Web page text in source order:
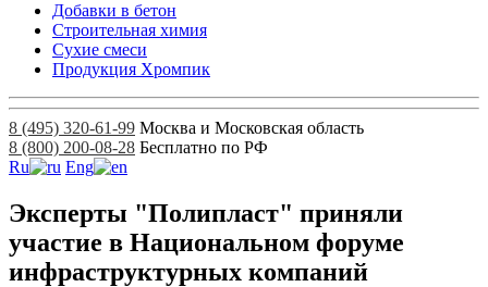
Добавки в бетон
Строительная химия
Сухие смеси
Продукция Хромпик
8 (495) 320-61-99 Москва и Московская область
8 (800) 200-08-28 Бесплатно по РФ
Ru
Eng
Эксперты "Полипласт" приняли
участие в Национальном форуме
инфраструктурных компаний